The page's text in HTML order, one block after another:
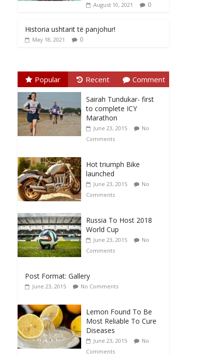
August 10, 2021 0
Historia ushtarit të panjohur!
May 18, 2021 0
Popular Recent Comment
Sairah Tundukar- first
to complete ICY
Marathon
June 23, 2015
No
Comments
Hot triumph Bike
launched
June 23, 2015
No
Comments
Russia To Host 2018
World Cup
June 23, 2015
No
Comments
Post Format: Gallery
June 23, 2015 No Comments
Lemon Found To Be
Most Reliable To Cure
Diseases
June 23, 2015
No
Comments